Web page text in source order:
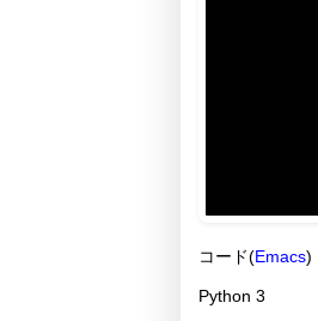
コード(Emacs)
Python 3